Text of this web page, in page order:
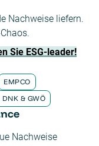
Nachweise liefern.
Sie ESG-leader!
EMPCO
DNK & GWÖ
Nachweise